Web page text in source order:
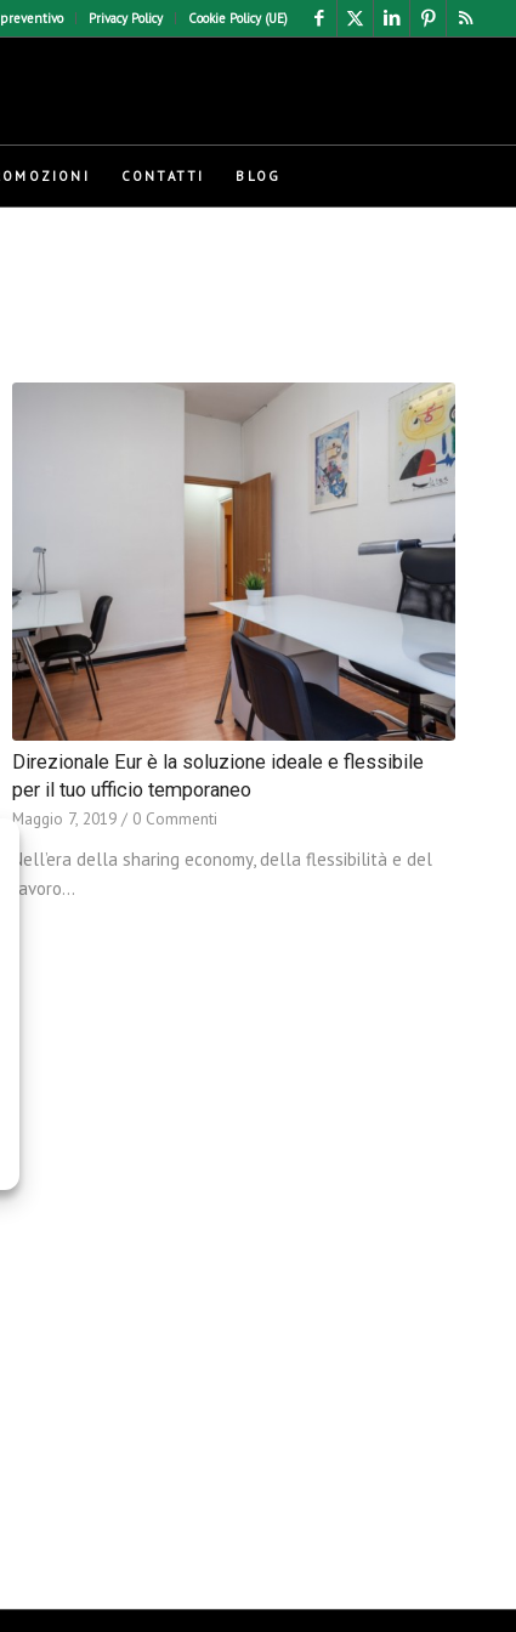
Privacy Policy Cookie Policy (UE)
CONTATTI BLOG
Direzionale Eur è la soluzione ideale e flessibile
per il tuo ufficio temporaneo
Maggio 7, 2019 / 0 Commenti
Nell’era della sharing economy, della flessibilità e del
lavoro…